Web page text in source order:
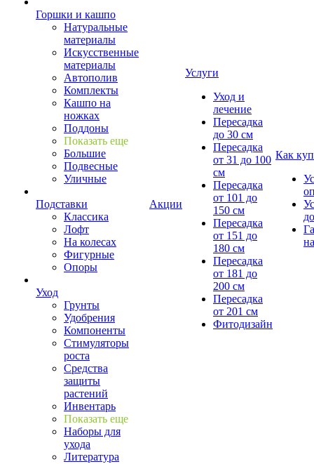
Горшки и кашпо
Натуральные
материалы
Искусственные
материалы
Автополив
Комплекты
Кашпо на
ножках
Поддоны
Показать еще
Большие
Подвесные
Уличные
Подставки
Классика
Лофт
На колесах
Фигурные
Опоры
Уход
Грунты
Удобрения
Компоненты
Стимуляторы
роста
Средства
защиты
растений
Инвентарь
Показать еще
Наборы для
ухода
Литература
Акции
Услуги
Уход и
лечение
Пересадка
до 30 см
Пересадка
от 31 до 100
см
Пересадка
от 101 до
150 см
Пересадка
от 151 до
180 см
Пересадка
от 181 до
200 см
Пересадка
от 201 см
Фитодизайн
Как